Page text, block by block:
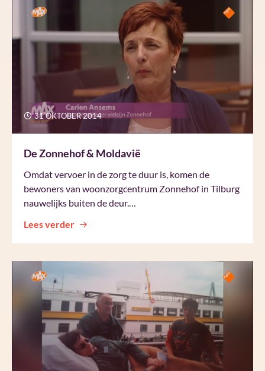
31 OKTOBER 2014
De Zonnehof & Moldavië
Omdat vervoer in de zorg te duur is, komen de
bewoners van woonzorgcentrum Zonnehof in Tilburg
nauwelijks buiten de deur.…
Lees verder